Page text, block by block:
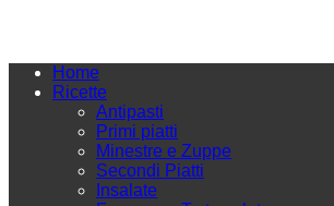
Home
Ricette
Antipasti
Primi piatti
Minestre e Zuppe
Secondi Piatti
Insalate